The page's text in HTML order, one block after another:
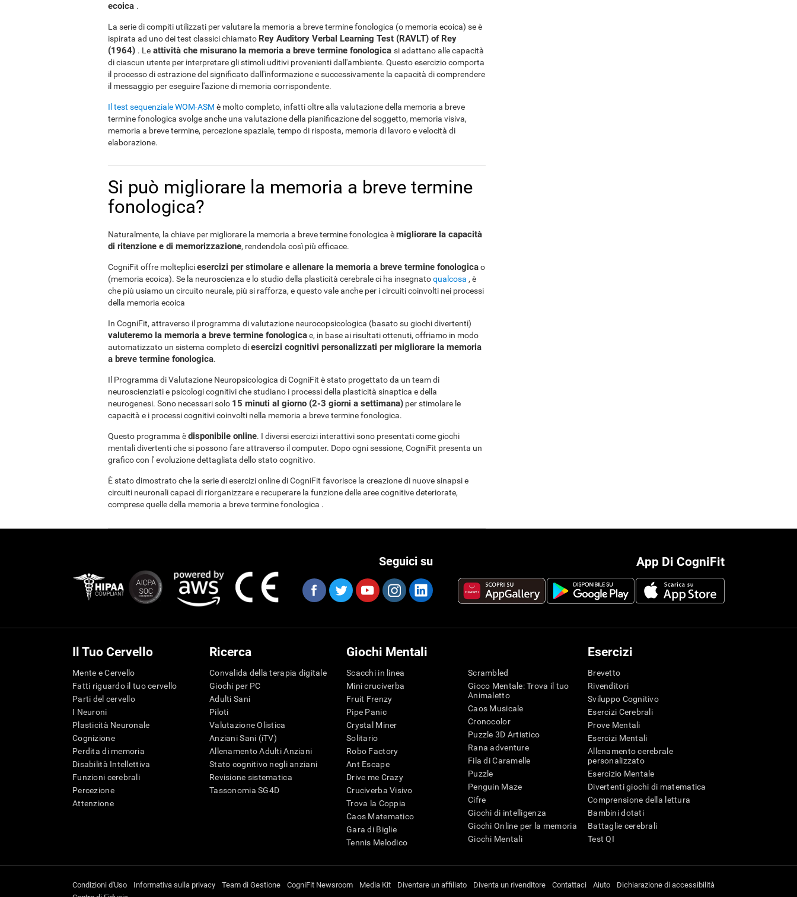
ecoica .
La serie di compiti utilizzati per valutare la memoria a breve termine fonologica (o memoria ecoica) se è
ispirata ad uno dei test classici chiamato Rey Auditory Verbal Learning Test (RAVLT) of Rey
(1964) . Le attività che misurano la memoria a breve termine fonologica si adattano alle capacità
di ciascun utente per interpretare gli stimoli uditivi provenienti dall'ambiente. Questo esercizio comporta
il processo di estrazione del significato dall'informazione e successivamente la capacità di comprendere
il messaggio per eseguire l'azione di memoria corrispondente.
Il test sequenziale WOM-ASM è molto completo, infatti oltre alla valutazione della memoria a breve
termine fonologica svolge anche una valutazione della pianificazione del soggetto, memoria visiva,
memoria a breve termine, percezione spaziale, tempo di risposta, memoria di lavoro e velocità di
elaborazione.
Si può migliorare la memoria a breve termine
fonologica?
Naturalmente, la chiave per migliorare la memoria a breve termine fonologica èmigliorare la capacità
di ritenzione e di memorizzazione, rendendola così più efficace.
CogniFit offre moltepliciesercizi per stimolare e allenare la memoria a breve termine fonologicao
(memoria ecoica). Se la neuroscienza e lo studio della plasticità cerebrale ci ha insegnatoqualcosa , è
che più usiamo un circuito neurale, più si rafforza, e questo vale anche per i circuiti coinvolti nei processi
della memoria ecoica
In CogniFit, attraverso il programma di valutazione neurocopsicologica (basato su giochi divertenti)
valuteremo la memoria a breve termine fonologicae, in base ai risultati ottenuti, offriamo in modo
automatizzato un sistema completo diesercizi cognitivi personalizzati per migliorare la memoria
a breve termine fonologica.
Il Programma di Valutazione Neuropsicologica di CogniFit è stato progettato da un team di
neuroscienziati e psicologi cognitivi che studiano i processi della plasticità sinaptica e della
neurogenesi. Sono necessari solo 15 minuti al giorno (2-3 giorni a settimana) per stimolare le
capacità e i processi cognitivi coinvolti nella memoria a breve termine fonologica.
Questo programma èdisponibile online. I diversi esercizi interattivi sono presentati come giochi
mentali divertenti che si possono fare attraverso il computer. Dopo ogni sessione, CogniFit presenta un
grafico con l' evoluzione dettagliata dello stato cognitivo.
È stato dimostrato che la serie di esercizi online di CogniFit favorisce la creazione di nuove sinapsi e
circuiti neuronali capaci di riorganizzare e recuperare la funzione delle aree cognitive deteriorate,
comprese quelle della memoria a breve termine fonologica .
App Di CogniFit
Seguici su
Il Tuo Cervello
Mente e Cervello
Fatti riguardo il tuo cervello
Parti del cervello
I Neuroni
Plasticità Neuronale
Cognizione
Perdita di memoria
Disabilità Intellettiva
Funzioni cerebrali
Percezione
Attenzione
Ricerca
Convalida della terapia digitale
Giochi per PC
Adulti Sani
Piloti
Valutazione Olistica
Anziani Sani (iTV)
Allenamento Adulti Anziani
Stato cognitivo negli anziani
Revisione sistematica
Tassonomia SG4D
Giochi Mentali
Scacchi in linea
Mini cruciverba
Fruit Frenzy
Pipe Panic
Crystal Miner
Solitario
Robo Factory
Ant Escape
Drive me Crazy
Cruciverba Visivo
Trova la Coppia
Caos Matematico
Gara di Biglie
Tennis Melodico
Scrambled
Gioco Mentale: Trova il tuo
Animaletto
Caos Musicale
Cronocolor
Puzzle 3D Artistico
Rana adventure
Fila di Caramelle
Puzzle
Penguin Maze
Cifre
Giochi di intelligenza
Giochi Online per la memoria
Giochi Mentali
Esercizi
Brevetto
Rivenditori
Sviluppo Cognitivo
Esercizi Cerebrali
Prove Mentali
Esercizi Mentali
Allenamento cerebrale
personalizzato
Esercizio Mentale
Divertenti giochi di matematica
Comprensione della lettura
Bambini dotati
Battaglie cerebrali
Test QI
Condizioni d'Uso Informativa sulla privacy Team di Gestione CogniFit Newsroom Media Kit Diventare un affiliato Diventa un rivenditore Contattaci Aiuto
Dichiarazione di accessibilità